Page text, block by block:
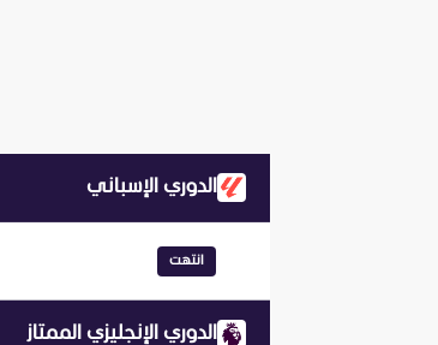
الدوري الإسباني
انتهت
الدوري الإنجليزي الممتاز